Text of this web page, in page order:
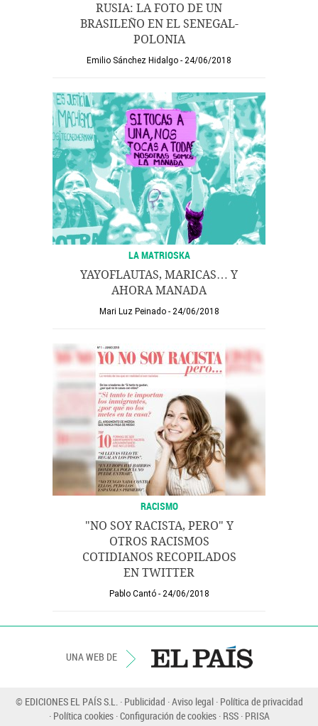
RUSIA: LA FOTO DE UN
BRASILEÑO EN EL SENEGAL-
POLONIA
Emilio Sánchez Hidalgo 24/06/2018
LA MATRIOSKA
YAYOFLAUTAS, MARICAS… Y
AHORA MANADA
Mari Luz Peinado 24/06/2018
RACISMO
"NO SOY RACISTA, PERO" Y
OTROS RACISMOS
COTIDIANOS RECOPILADOS
EN TWITTER
Pablo Cantó 24/06/2018
UNA WEB DE
© EDICIONES EL PAÍS S.L. Publicidad Aviso legal Política de privacidad
Política cookies Configuración de cookies RSS PRISA